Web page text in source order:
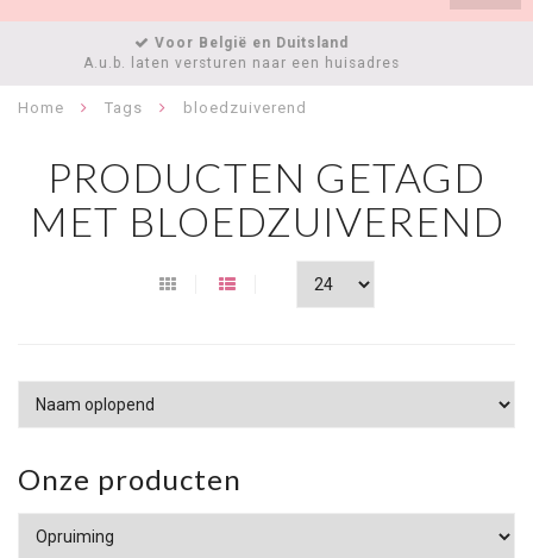
Klantenservice
klantenservice@organicwebshop.nl
Home Tags bloedzuiverend
PRODUCTEN GETAGD
MET BLOEDZUIVEREND
Onze producten